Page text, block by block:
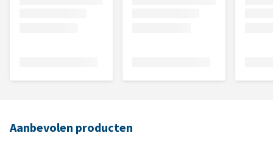
Aanbevolen producten